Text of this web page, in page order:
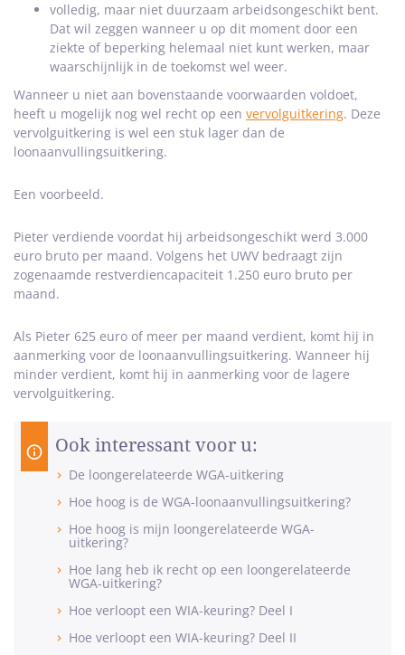
volledig, maar niet duurzaam arbeidsongeschikt bent.
Dat wil zeggen wanneer u op dit moment door een
ziekte of beperking helemaal niet kunt werken, maar
waarschijnlijk in de toekomst wel weer.
Wanneer u niet aan bovenstaande voorwaarden voldoet,
heeft u mogelijk nog wel recht op een vervolguitkering. Deze
vervolguitkering is wel een stuk lager dan de
loonaanvullingsuitkering.
Een voorbeeld.
Pieter verdiende voordat hij arbeidsongeschikt werd 3.000
euro bruto per maand. Volgens het UWV bedraagt zijn
zogenaamde restverdiencapaciteit 1.250 euro bruto per
maand.
Als Pieter 625 euro of meer per maand verdient, komt hij in
aanmerking voor de loonaanvullingsuitkering. Wanneer hij
minder verdient, komt hij in aanmerking voor de lagere
vervolguitkering.
Ook interessant voor u:
De loongerelateerde WGA-uitkering
Hoe hoog is de WGA-loonaanvullingsuitkering?
Hoe hoog is mijn loongerelateerde WGA-
uitkering?
Hoe lang heb ik recht op een loongerelateerde
WGA-uitkering?
Hoe verloopt een WIA-keuring? Deel I
Hoe verloopt een WIA-keuring? Deel II